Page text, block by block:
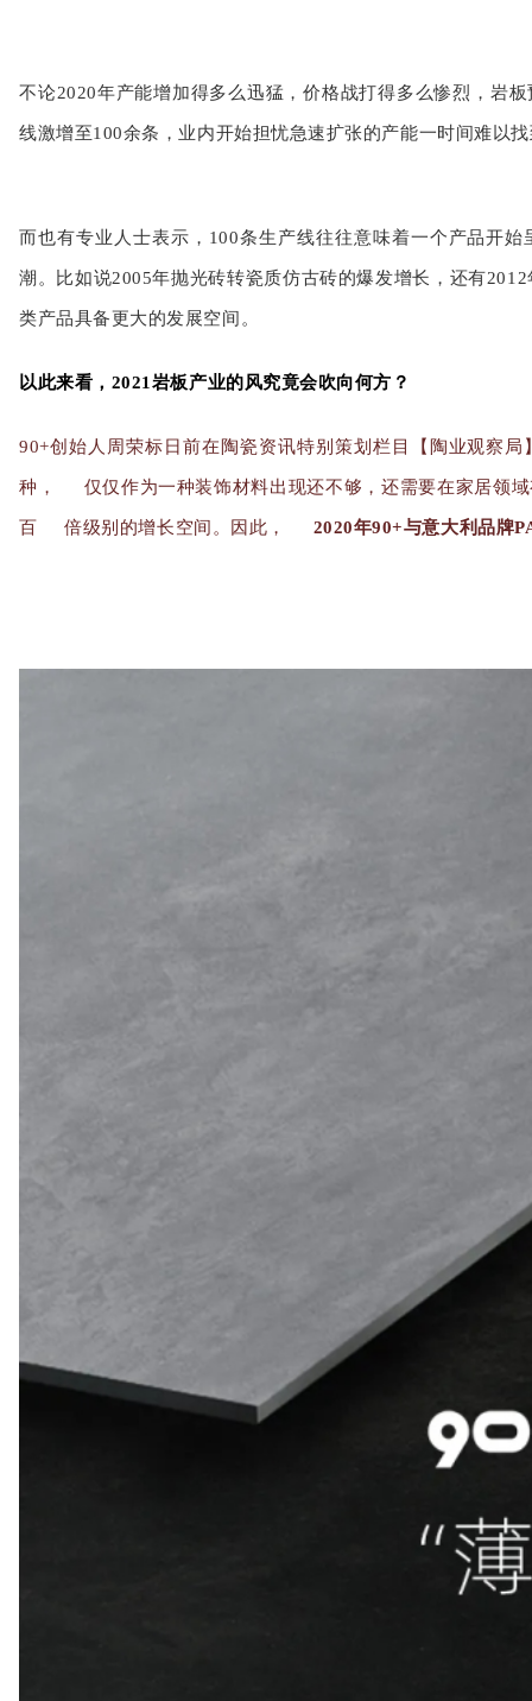
不论2020年产能增加得多么迅猛，价格战打得多么惨烈，岩
线激增至100余条，业内开始担忧急速扩张的产能一时间难以
而也有专业人士表示，100条生产线往往意味着一个产品开
潮。比如说2005年抛光砖转瓷质仿古砖的爆发增长，还有
类产品具备更大的发展空间。
以此来看，2021岩板产业的风究竟会吹向何方？
90+创始人周荣标日前在陶瓷资讯特别策划栏目【陶业观察局
种， 仅仅作为一种装饰材料出现还不够，还需要在家居领
百 倍级别的增长空间。因此， 2020年90+与意大利品牌